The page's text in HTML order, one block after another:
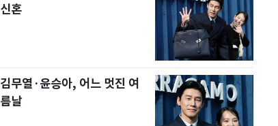
신혼
김무열·윤승아, 어느 멋진 여
름날